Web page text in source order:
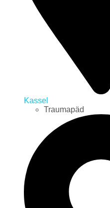
Kassel
Traumapäd